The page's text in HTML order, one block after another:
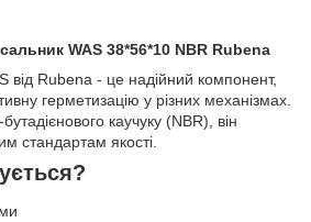
WAS 38*56*10 NBR Rubena
від Rubena - це надійний компонент,
герметизацію у різних механізмах.
каучуку (NBR), він
стандартам якості.